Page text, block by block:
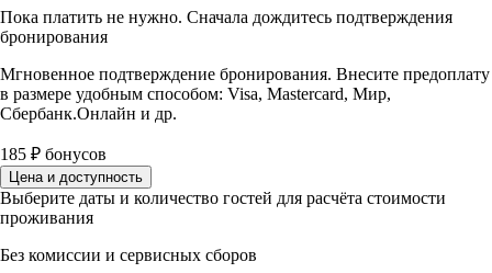
Пока платить не нужно. Сначала дождитесь подтверждения
бронирования
Мгновенное подтверждение бронирования. Внесите предоплату
в размере удобным способом: Visa, Mastercard, Мир,
Сбербанк.Онлайн и др.
185 ₽ бонусов
Цена и доступность
Выберите даты и количество гостей для расчёта стоимости
проживания
Без комиссии и сервисных сборов